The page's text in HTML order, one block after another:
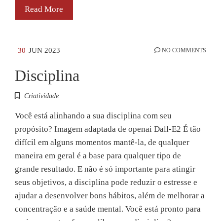
Read More
30 JUN 2023 NO COMMENTS
Disciplina
Criatividade
Você está alinhando a sua disciplina com seu
propósito? Imagem adaptada de openai Dall-E2 É tão
difícil em alguns momentos mantê-la, de qualquer
maneira em geral é a base para qualquer tipo de
grande resultado. E não é só importante para atingir
seus objetivos, a disciplina pode reduzir o estresse e
ajudar a desenvolver bons hábitos, além de melhorar a
concentração e a saúde mental. Você está pronto para